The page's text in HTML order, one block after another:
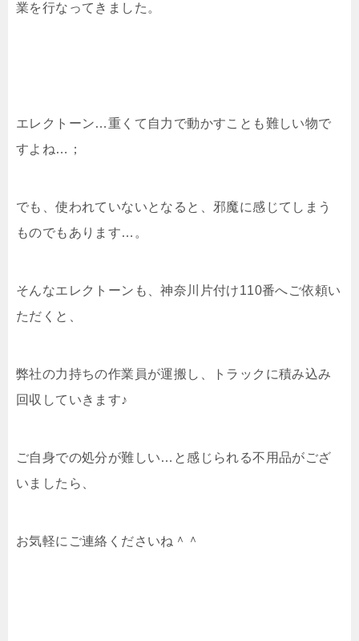
業を行なってきました。
エレクトーン…重くて自力で動かすことも難しい物で
すよね…；
でも、使われていないとなると、邪魔に感じてしまう
ものでもあります…。
そんなエレクトーンも、神奈川片付け110番へご依頼い
ただくと、
弊社の力持ちの作業員が運搬し、トラックに積み込み
回収していきます♪
ご自身での処分が難しい…と感じられる不用品がござ
いましたら、
お気軽にご連絡くださいね＾＾